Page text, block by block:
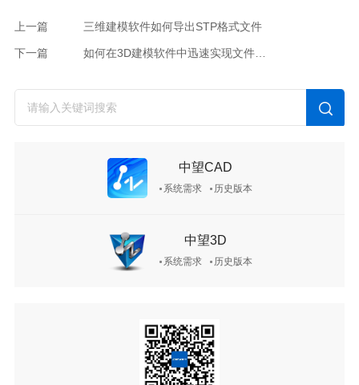
上一篇 三维建模软件如何导出STP格式文件
下一篇 如何在3D建模软件中迅速实现文件打包？
中望CAD
系统需求 历史版本
中望3D
系统需求 历史版本